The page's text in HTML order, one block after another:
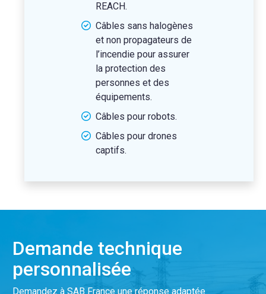
REACH.
Câbles sans halogènes
et non propagateurs de
l’incendie pour assurer
la protection des
personnes et des
équipements.
Câbles pour robots.
Câbles pour drones
captifs.
Demande technique
personnalisée
Demandez à SAB France une réponse adaptée